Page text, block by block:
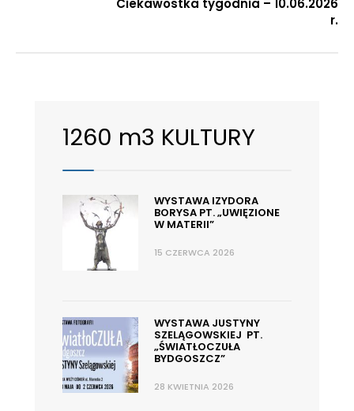
Ciekawostka tygodnia – 10.06.2026
r.
1260 m3 KULTURY
WYSTAWA IZYDORA
BORYSA PT. „UWIĘZIONE
W MATERII”
15 CZERWCA 2026
WYSTAWA JUSTYNY
SZELĄGOWSKIEJ PT.
„ŚWIATŁOCZUŁA
BYDGOSZCZ”
28 KWIETNIA 2026